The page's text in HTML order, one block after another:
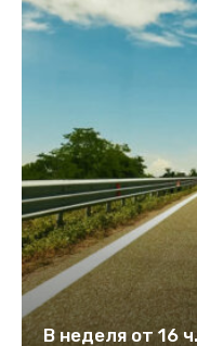
В неделя от 16